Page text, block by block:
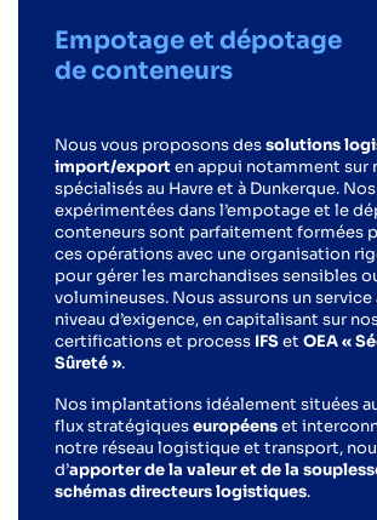
Empotage et dépotage
de conteneurs
Nous vous proposons dessolutions
import/exporten appui notamment sur
spécialisés au Havre et à Dunkerque.
expérimentées dans l’empotage et le
conteneurs sont parfaitement formées
ces opérations avec une organisation
pour gérer les marchandises sensibles
volumineuses. Nous assurons un
niveau d’exigence, en capitalisant sur
certifications et process IFSet OEA «
Sûreté ».
Nos implantations idéalement situées
flux stratégiqueseuropéenset
notre réseau logistique et transport,
d’apporter de la valeur et de la
schémas directeurs logistiques.